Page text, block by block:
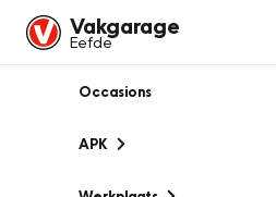
Vakgarage
Eefde
Occasions
APK